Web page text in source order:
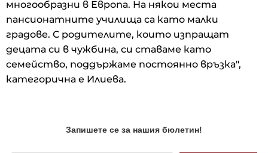
многообразни в Европа. На някои места
пансионатните училища са като малки
градове. С родителите, които изпращат
децата си в чужбина, си ставаме като
семейство, поддържаме постоянно връзка",
категорична е Илиева.